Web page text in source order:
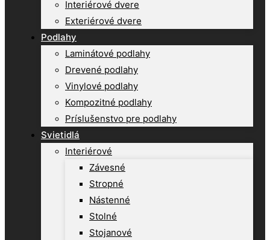
Interiérové dvere
Exteriérové dvere
Podlahy
Laminátové podlahy
Drevené podlahy
Vinylové podlahy
Kompozitné podlahy
Príslušenstvo pre podlahy
Svietidlá
Interiérové
Závesné
Stropné
Nástenné
Stolné
Stojanové